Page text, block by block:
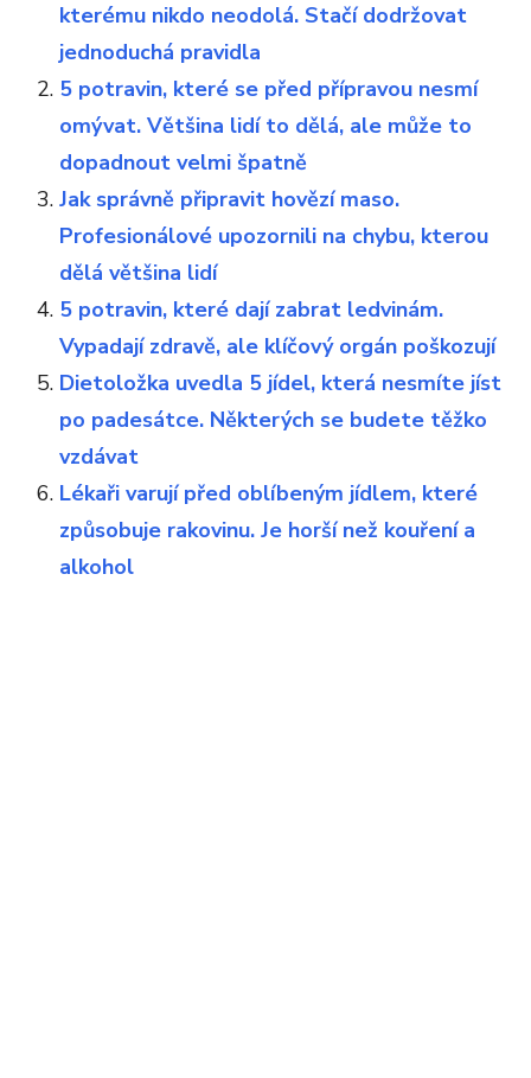
kterému nikdo neodolá. Stačí dodržovat
jednoduchá pravidla
5 potravin, které se před přípravou nesmí
omývat. Většina lidí to dělá, ale může to
dopadnout velmi špatně
Jak správně připravit hovězí maso.
Profesionálové upozornili na chybu, kterou
dělá většina lidí
5 potravin, které dají zabrat ledvinám.
Vypadají zdravě, ale klíčový orgán poškozují
Dietoložka uvedla 5 jídel, která nesmíte jíst
po padesátce. Některých se budete těžko
vzdávat
Lékaři varují před oblíbeným jídlem, které
způsobuje rakovinu. Je horší než kouření a
alkohol